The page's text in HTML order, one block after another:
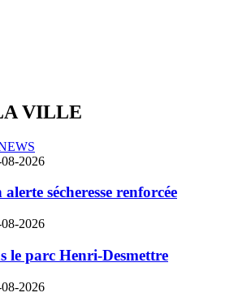
VILLE
2026
sécheresse renforcée
2026
le parc Henri-Desmettre
2026